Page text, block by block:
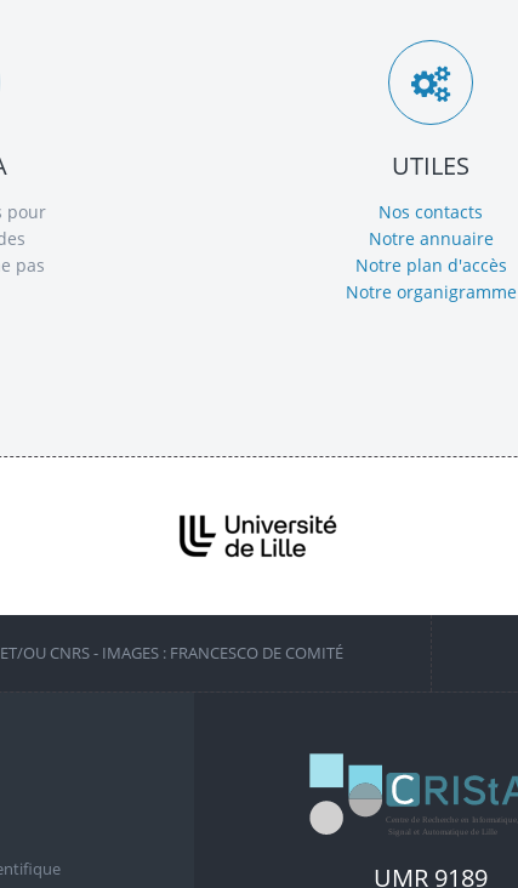
pour
pas
UTILES
Nos contacts
Notre annuaire
Notre plan d'accès
Notre organigramme
OU CNRS - IMAGES : FRANCESCO DE COMITÉ
UMR 9189